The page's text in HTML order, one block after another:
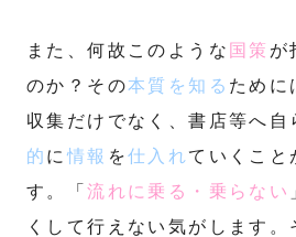
また、何故このような 国策 が
のか？その本質を知る ために
収集だけでなく、書店等へ自
的 に情報 を仕入れていくこと
す。「流れに乗る・乗らない
くして行えない気がします。